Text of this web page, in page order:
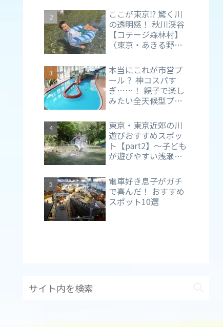
ここが東京⁉ 驚く川
の透明感！ 秋川渓谷
【コテージ森林村】
（東京・あきる野
を満喫
本当にこれが市営プ
ール？ 神コスパす
ぎ……！ 親子で楽し
みたい全天候型プー
摩】（東京・多摩
市）
東京・東京近郊の川
遊びおすすめスポッ
ト【part2】～子ども
が遊びやすい浅瀬が
電車好き息子がガチ
で喜んだ！ おすすめ
スポット10選